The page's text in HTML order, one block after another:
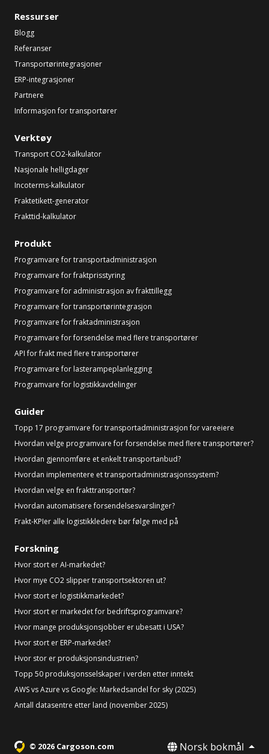
Ressurser
Blogg
Referanser
Transportørintegrasjoner
ERP-integrasjoner
Partnere
Informasjon for transportører
Verktøy
Transport CO2-kalkulator
Nasjonale helligdager
Incoterms-kalkulator
Fraktetikett-generator
Frakttid-kalkulator
Produkt
Programvare for transportadministrasjon
Programvare for fraktprisstyring
Programvare for administrasjon av frakttillegg
Programvare for transportørintegrasjon
Programvare for fraktadministrasjon
Programvare for forsendelse med flere transportører
API for frakt med flere transportører
Programvare for lasterampeplanlegging
Programvare for logistikkavdelinger
Guider
Topp 17 programvare for transportadministrasjon for vareeiere
Hvordan velge programvare for forsendelse med flere transportører?
Hvordan gjennomføre et enkelt transportanbud?
Hvordan implementere et transportadministrasjonssystem?
Hvordan velge en frakttransportør?
Hvordan automatisere forsendelsesvarslinger?
Frakt-KPIer alle logistikkledere bør følge med på
Forskning
Hvor stort er AI-markedet?
Hvor mye CO2 slipper transportsektoren ut?
Hvor stort er logistikkmarkedet?
Hvor stort er markedet for bedriftsprogramvare?
Hvor mange produksjonsjobber er ubesatt i USA?
Hvor stort er ERP-markedet?
Hvor stor er produksjonsindustrien?
Topp 50 produksjonsselskaper i verden etter inntekt
AWS vs Azure vs Google: Markedsandel for sky (2025)
Antall datasentre etter land (november 2025)
© 2026 Cargoson.com Norsk bokmål